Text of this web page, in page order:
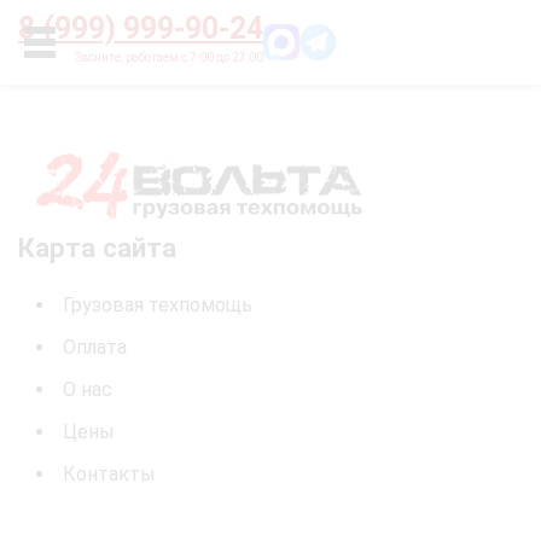
8 (999) 999-90-24
УСЛУГИ
Главная О нас Цены
Карта сайта
Грузовая техпомощь
Оплата
О нас
Цены
Контакты